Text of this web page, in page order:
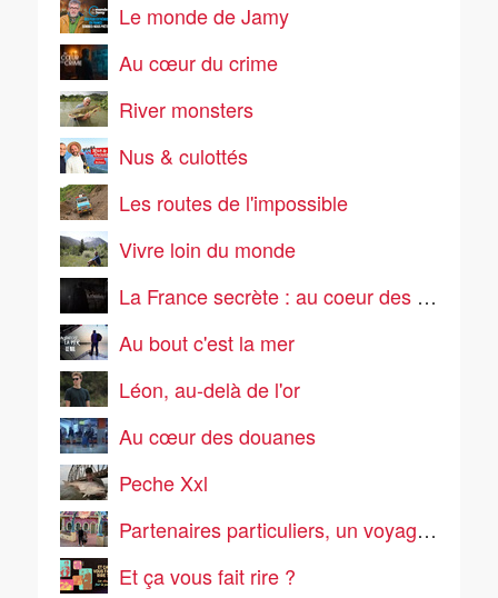
Le monde de Jamy
Au cœur du crime
River monsters
Nus & culottés
Les routes de l'impossible
Vivre loin du monde
La France secrète : au coeur des mystères
Au bout c'est la mer
Léon, au-delà de l'or
Au cœur des douanes
Peche Xxl
Partenaires particuliers, un voyage pas comme les autres
Et ça vous fait rire ?